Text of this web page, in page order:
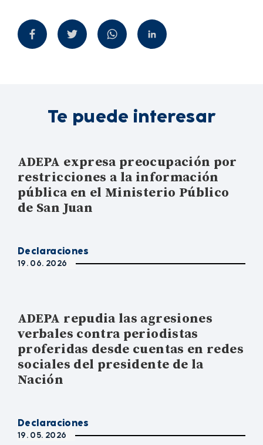
Te puede interesar
ADEPA expresa preocupación por
restricciones a la información
pública en el Ministerio Público
de San Juan
Declaraciones
19. 06. 2026
ADEPA repudia las agresiones
verbales contra periodistas
proferidas desde cuentas en redes
sociales del presidente de la
Nación
Declaraciones
19. 05. 2026